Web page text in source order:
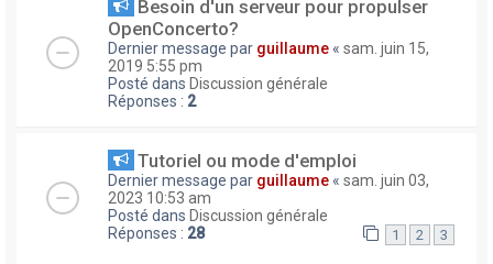
Besoin d'un serveur pour propulser
OpenConcerto?
Dernier message par guillaume « sam. juin 15,
2019 5:55 pm
Posté dans Discussion générale
Réponses : 2
Tutoriel ou mode d'emploi
Dernier message par guillaume « sam. juin 03,
2023 10:53 am
Posté dans Discussion générale
Réponses : 28 1 2 3